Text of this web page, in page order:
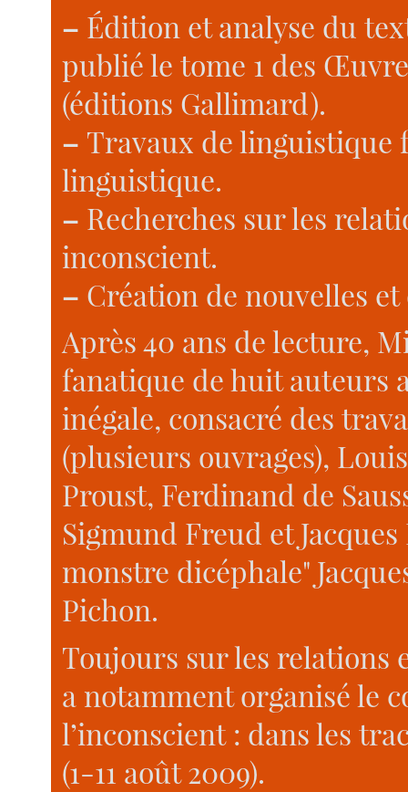
– Édition et analyse du
publié le tome 1 des
(éditions Gallimard).
– Travaux de linguistique
linguistique.
– Recherches sur les
inconscient.
– Création de nouvelles
Après 40 ans de lecture,
fanatique de huit auteurs
inégale, consacré des
(plusieurs ouvrages),
Proust, Ferdinand de
Sigmund Freud et
monstre dicéphale"
Pichon.
Toujours sur les relations
a notamment organisé le
l’inconscient : dans les
(1-11 août 2009).